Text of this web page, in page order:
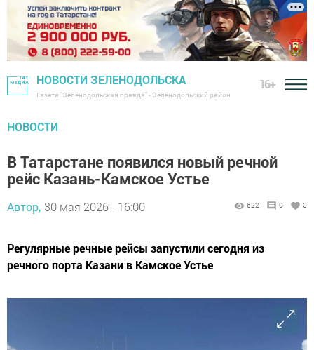
НОВОСТИ ЗЕЛЕНОДОЛЬСКА
Газета "Зеленодольская правда" - Зеленодольский район
16+
НОВОСТИ
В Татарстане появился новый речной
рейс Казань-Камское Устье
Автор, 30 мая 2026 - 16:00 622 0 0
Регулярные речные рейсы запустили сегодня из
речного порта Казани в Камское Устье